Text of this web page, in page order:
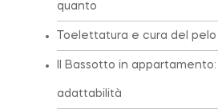
quanto
Toelettatura e cura del
Il Bassotto in
adattabilità